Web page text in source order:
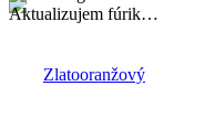
Aktualizujem fúrik…